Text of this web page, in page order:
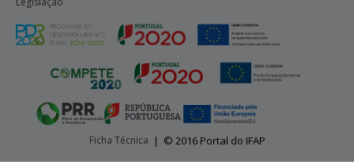
Ficha Técnica | © 2016 Portal do IFAP